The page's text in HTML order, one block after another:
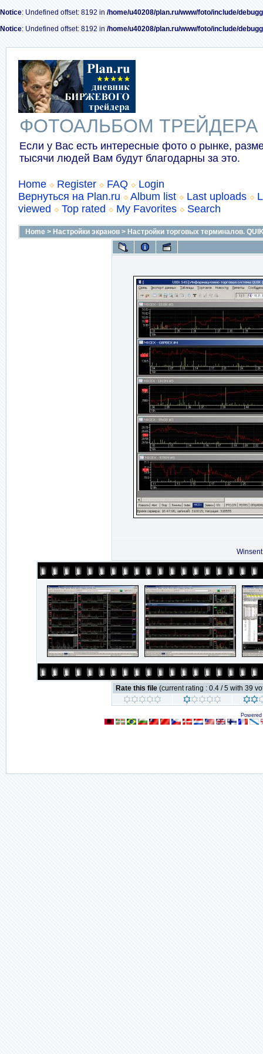
Notice: Undefined offset: 8192 in /home/u40208/plan.ru/www/foto/include/
Notice: Undefined offset: 8192 in /home/u40208/plan.ru/www/foto/include/
ФОТОАЛЬБОМ ТРЕЙДЕРА
Если у Вас есть интересные фото о рынке,
тысячи людей Вам будут благодарны за это.
Home Register FAQ
Login
Вернуться на Plan.ru
Album list Last uploads
viewed
Top rated My Favorites Search
Home > Настройки экранов > Настройки торговых терминалов.
Rate this file (current rating : 0.4 / 5 with 39